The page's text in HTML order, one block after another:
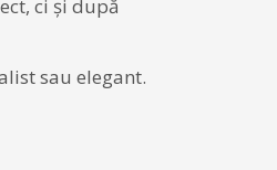
ci și după
sau elegant.